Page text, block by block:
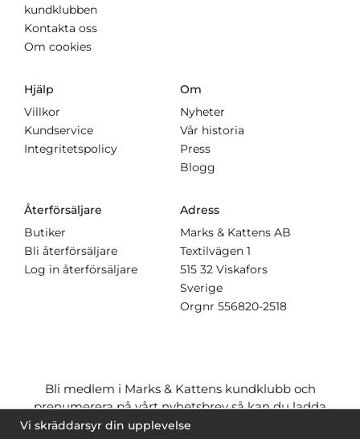
kundklubben
Kontakta oss
Om cookies
Hjälp
Villkor
Kundservice
Integritetspolicy
Om
Nyheter
Vår historia
Press
Blogg
Återförsäljare
Butiker
Bli återförsäljare
Log in återförsäljare
Adress
Marks & Kattens AB
Textilvägen 1
515 32 Viskafors
Sverige
Orgnr 556820-2518
Bli medlem i Marks & Kattens kundklubb och
prenumerera på vårt nyhetsbrev så kan du ladda
ner många mönstergratisoch få många
Vi skräddarsyr din upplevelse